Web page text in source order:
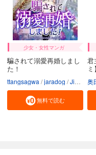
少女・女性マンガ
騙されて溺愛再婚しまし
た！
ttangsagwa jaradog Jimmy sin
無料で読む
君
ミ】
奥